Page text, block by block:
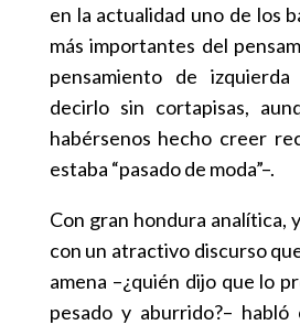
en la actualidad uno de los
más importantes del
pensamiento de izquierda
decirlo sin cortapisas,
habérsenos hecho creer
estaba “pasado de moda”–.
Con gran hondura analítica,
con un atractivo discurso
amena –¿quién dijo que lo
pesado y aburrido?– habló